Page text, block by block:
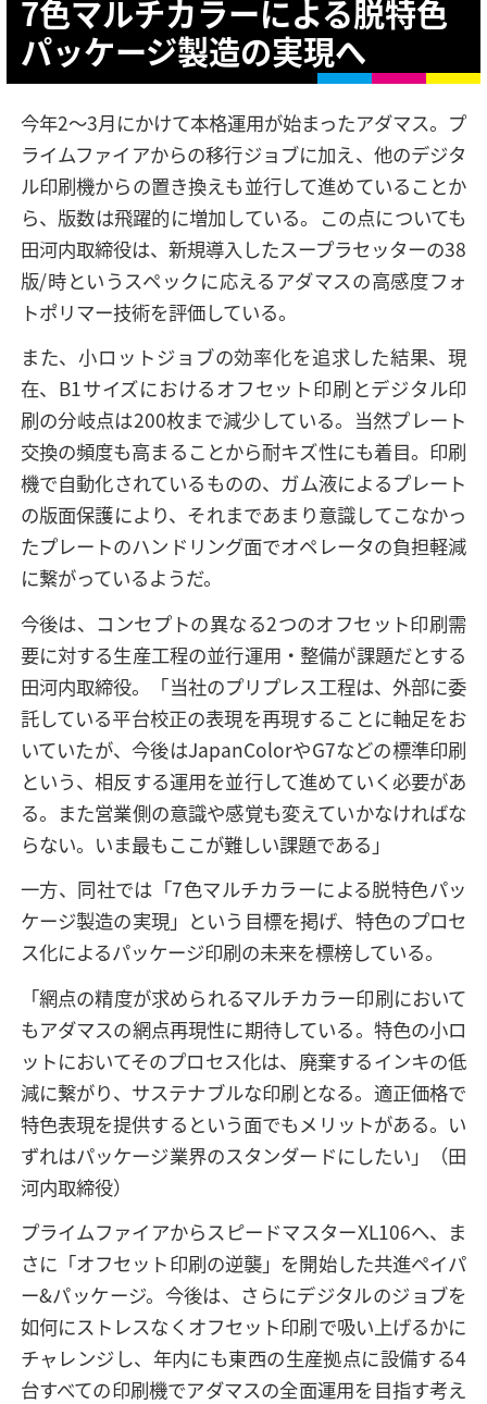
7色マルチカラーによる脱特色
パッケージ製造の実現へ
今年2〜3月にかけて本格運用が始まったアダマス。プ
ライムファイアからの移行ジョブに加え、他のデジタ
ル印刷機からの置き換えも並行して進めていることか
ら、版数は飛躍的に増加している。この点についても
田河内取締役は、新規導入したスープラセッターの38
版/時というスペックに応えるアダマスの高感度フォ
トポリマー技術を評価している。
また、小ロットジョブの効率化を追求した結果、現
在、B1サイズにおけるオフセット印刷とデジタル印
刷の分岐点は200枚まで減少している。当然プレート
交換の頻度も高まることから耐キズ性にも着目。印刷
機で自動化されているものの、ガム液によるプレート
の版面保護により、それまであまり意識してこなかっ
たプレートのハンドリング面でオペレータの負担軽減
に繋がっているようだ。
今後は、コンセプトの異なる2つのオフセット印刷需
要に対する生産工程の並行運用・整備が課題だとする
田河内取締役。「当社のプリプレス工程は、外部に委
託している平台校正の表現を再現することに軸足をお
いていたが、今後はJapanColorやG7などの標準印刷
という、相反する運用を並行して進めていく必要があ
る。また営業側の意識や感覚も変えていかなければな
らない。いま最もここが難しい課題である」
一方、同社では「7色マルチカラーによる脱特色パッ
ケージ製造の実現」という目標を掲げ、特色のプロセ
ス化によるパッケージ印刷の未来を標榜している。
「網点の精度が求められるマルチカラー印刷において
もアダマスの網点再現性に期待している。特色の小ロ
ットにおいてそのプロセス化は、廃棄するインキの低
減に繋がり、サステナブルな印刷となる。適正価格で
特色表現を提供するという面でもメリットがある。い
ずれはパッケージ業界のスタンダードにしたい」（田
河内取締役）
プライムファイアからスピードマスターXL106へ、ま
さに「オフセット印刷の逆襲」を開始した共進ペイパ
ー&パッケージ。今後は、さらにデジタルのジョブを
如何にストレスなくオフセット印刷で吸い上げるかに
チャレンジし、年内にも東西の生産拠点に設備する4
台すべての印刷機でアダマスの全面運用を目指す考え